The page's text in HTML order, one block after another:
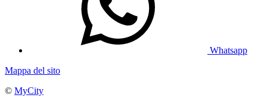
Whatsapp
Mappa del sito
© MyCity